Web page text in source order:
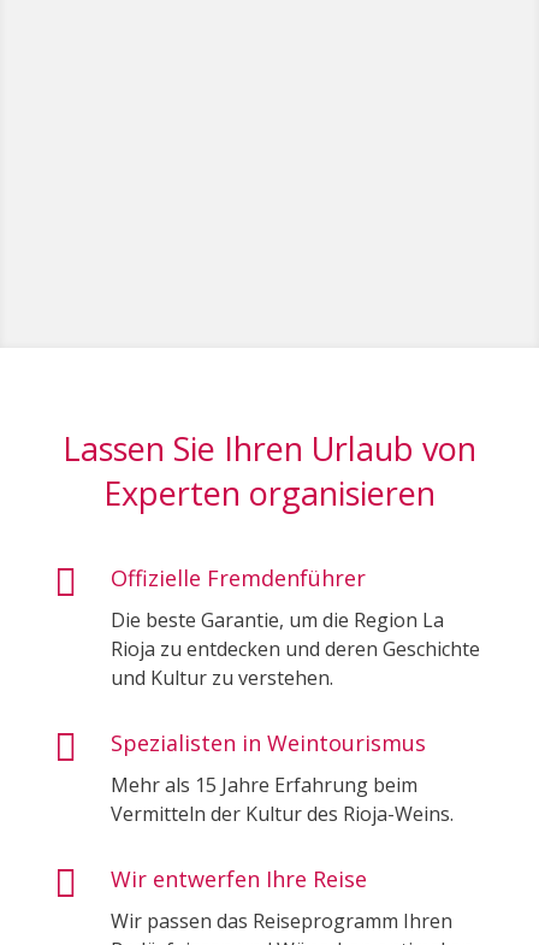
Lassen Sie Ihren Urlaub von
Experten organisieren
 Offizielle Fremdenführer
Die beste Garantie, um die Region La
Rioja zu entdecken und deren Geschichte
und Kultur zu verstehen.
 Spezialisten in Weintourismus
Mehr als 15 Jahre Erfahrung beim
Vermitteln der Kultur des Rioja-Weins.
 Wir entwerfen Ihre Reise
Wir passen das Reiseprogramm Ihren